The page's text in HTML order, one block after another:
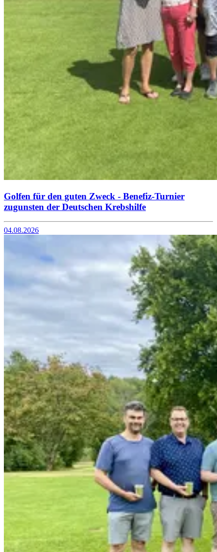
Golfen für den guten Zweck - Benefiz-Turnier
zugunsten der Deutschen Krebshilfe
04.08.2026